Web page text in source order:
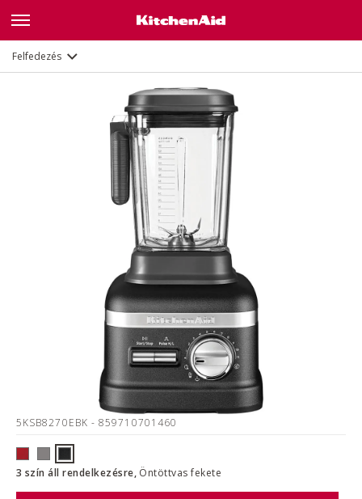
Felfedezés
5KSB8270EBK - 859710701460
3 szín áll rendelkezésre, Öntöttvas fekete